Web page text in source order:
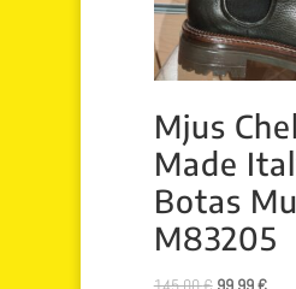
Mjus
Made
Botas
M83205
El
El